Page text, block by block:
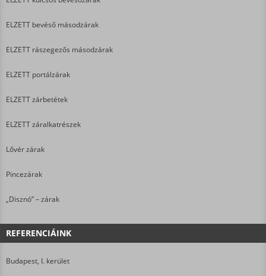
ELZETT bevéső másodzárak
ELZETT rászegezős másodzárak
ELZETT portálzárak
ELZETT zárbetétek
ELZETT záralkatrészek
Lővér zárak
Pincezárak
„Disznó” – zárak
REFERENCIÁINK
Budapest, I. kerület